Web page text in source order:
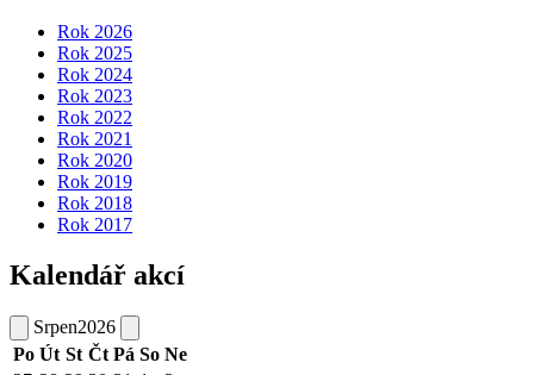
Rok 2026
Rok 2025
Rok 2024
Rok 2023
Rok 2022
Rok 2021
Rok 2020
Rok 2019
Rok 2018
Rok 2017
Kalendář akcí
Srpen2026
Po Út St Čt Pá So Ne